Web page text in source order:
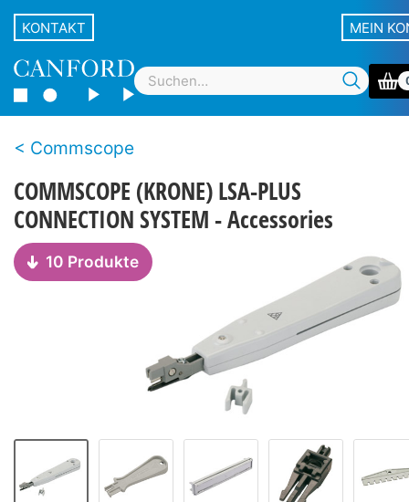
KONTAKT MEIN
Commscope
COMMSCOPE (KRONE) LSA-PLUS
CONNECTION SYSTEM - Accessories
10 Produkte